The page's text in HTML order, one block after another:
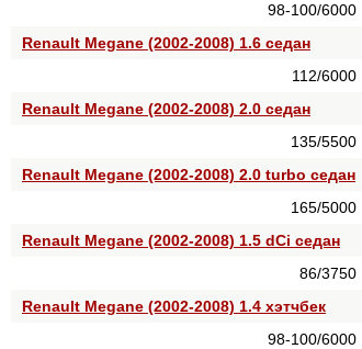
98-100/6000
Renault Megane (2002-2008) 1.6 седан
112/6000
Renault Megane (2002-2008) 2.0 седан
135/5500
Renault Megane (2002-2008) 2.0 turbo седан
165/5000
Renault Megane (2002-2008) 1.5 dCi седан
86/3750
Renault Megane (2002-2008) 1.4 хэтчбек
98-100/6000